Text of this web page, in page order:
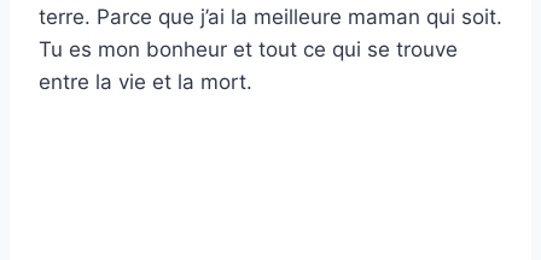
terre. Parce que j’ai la meilleure maman qui soit.
Tu es mon bonheur et tout ce qui se trouve
entre la vie et la mort.